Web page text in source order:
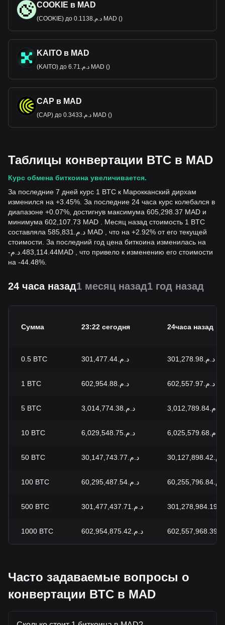
COOKIE в MAD
(COOKIE) до د.م.0.1138 MAD ()
KAITO в MAD
(KAITO) до د.م.6.71 MAD ()
CAP в MAD
(CAP) до د.م.0.3433 MAD ()
Таблицы конвертации BTC в MAD
Курс обмена биткоина увеличивается.
За последние 7 дней курс 1 BTC к Марокканский дирхам
изменился на +3.45%. За последние 24 часа курс колебался в
диапазоне +0.07%, достигнув максимума 605,298.37 MAD и
минимума 602,107.73 MAD . Месяц назад стоимость 1 BTC
составляла د.م.585,831 MAD , что на +2.92% от его текущей
стоимости. За последний год цена биткоина изменилась на
-
483,114.44MAD , что привело к изменению его стоимости
на -44.48%.
24 часа назад1 месяц назад1 год назад
Сумма 23:22 сегодня 24часа назад
0.5 BTC د.م.301,477.44 د.م.301,278.98
1 BTC د.م.602,954.88 د.م.602,557.97
5 BTC د.م.3,014,774.38 د.م.3,012,789.84
10 BTC د.م.6,029,548.75 د.م.6,025,579.68
50 BTC د.م.30,147,743.77 د.م.30,127,898.42
100 BTC د.م.60,295,487.54 د.م.60,255,796.84
500 BTC د.م.301,477,437.71
1000 BTC د.م.602,954,875.42
Часто задаваемые вопросы о
конвертации BTC в MAD